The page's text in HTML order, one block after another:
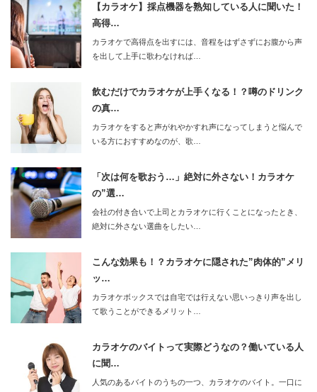
【カラオケ】採点機器を熟知している人に聞いた！
高得…
カラオケで高得点を出すには、音程をはずさずにお腹から声
を出して上手に歌わなければ…
飲むだけでカラオケが上手くなる！？噂のドリンク
の真…
カラオケをすると声がれやかすれ声になってしまうと悩んで
いる方におすすめなのが、歌…
「次は何を歌おう…」絶対に外さない！カラオケ
の”選…
会社の付き合いで上司とカラオケに行くことになったとき、
絶対に外さない選曲をしたい…
こんな効果も！？カラオケに隠された”肉体的”メリ
ッ…
カラオケボックスでは自宅では行えない思いっきり声を出し
て歌うことができるメリット…
カラオケのバイトって実際どうなの？働いている人
に聞…
人気のあるバイトのうちの一つ、カラオケのバイト。一口に